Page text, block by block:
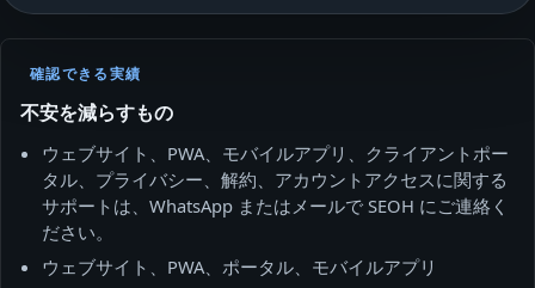
確認できる実績
不安を減らすもの
ウェブサイト、PWA、モバイルアプリ、クライアントポー
タル、プライバシー、解約、アカウントアクセスに関する
サポートは、WhatsApp またはメールで SEOH にご連絡く
ださい。
ウェブサイト、PWA、ポータル、モバイルアプリ